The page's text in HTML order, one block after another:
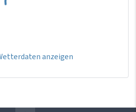
anzeigen